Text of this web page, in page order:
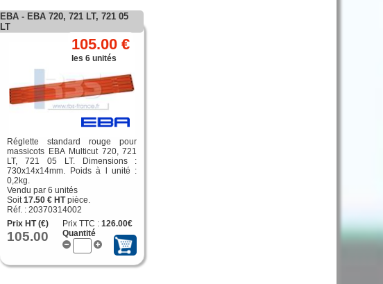
EBA - EBA 720, 721 LT, 721 05
LT
Réglette standard rouge pour
massicots EBA Multicut 720, 721
LT, 721 05 LT. Dimensions :
730x14x14mm. Poids à l unité :
0,2kg.
Vendu par 6 unités
Soit17.50 € HTpièce.
Réf. : 20370314002
Prix HT (€)
105.00
Prix TTC :126.00€
Quantité
105.00 €
les 6 unités